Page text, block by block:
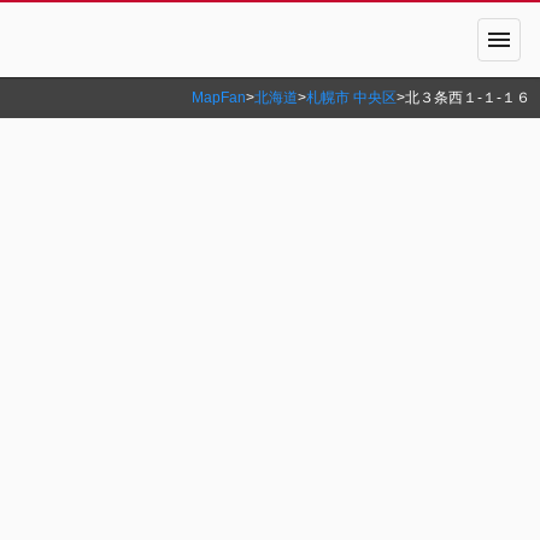
menu
MapFan>北海道>札幌市 中央区>北３条西１‐１‐１６